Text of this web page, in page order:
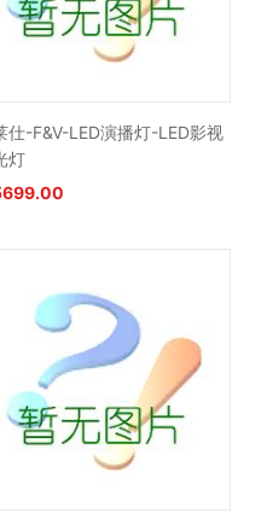
仕-F&V-LED演播灯-LED影视
灯